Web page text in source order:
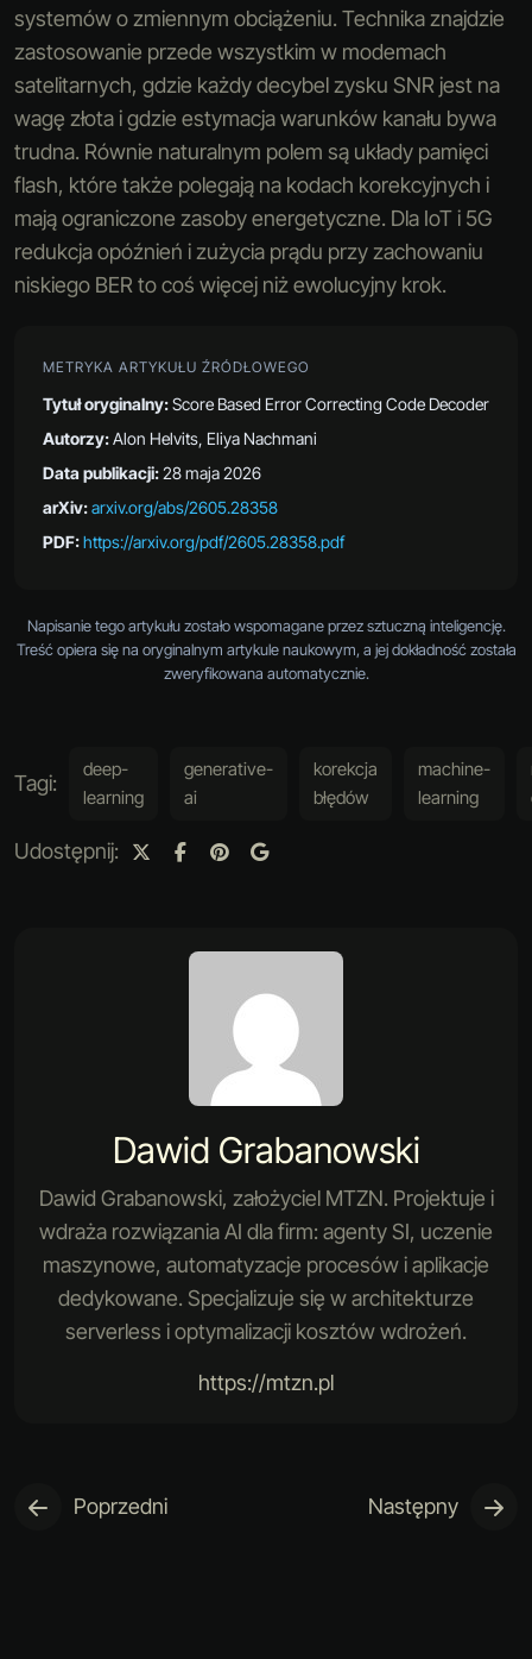
systemów o zmiennym obciążeniu. Technika znajdzie
zastosowanie przede wszystkim w modemach
satelitarnych, gdzie każdy decybel zysku SNR jest na
wagę złota i gdzie estymacja warunków kanału bywa
trudna. Równie naturalnym polem są układy pamięci
flash, które także polegają na kodach korekcyjnych i
mają ograniczone zasoby energetyczne. Dla IoT i 5G
redukcja opóźnień i zużycia prądu przy zachowaniu
niskiego BER to coś więcej niż ewolucyjny krok.
METRYKA ARTYKUŁU ŹRÓDŁOWEGO
Tytuł oryginalny:Score Based Error Correcting Code Decoder
Autorzy:Alon Helvits, Eliya Nachmani
Data publikacji:28 maja 2026
arXiv:arxiv.org/abs/2605.28358
PDF:https://arxiv.org/pdf/2605.28358.pdf
Napisanie tego artykułu zostało wspomagane przez sztuczną inteligencję.
Treść opiera się na oryginalnym artykule naukowym, a jej dokładność została
zweryfikowana automatycznie.
Tagi:
deep-
learning
generative-
ai
korekcja
błędów
machine-
learning
Udostępnij:
Dawid Grabanowski
Dawid Grabanowski, założyciel MTZN. Projektuje i
wdraża rozwiązania AI dla firm: agenty SI, uczenie
maszynowe, automatyzacje procesów i aplikacje
dedykowane. Specjalizuje się w architekturze
serverless i optymalizacji kosztów wdrożeń.
https://mtzn.pl
Poprzedni Następny